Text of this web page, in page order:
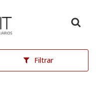
Filtrar